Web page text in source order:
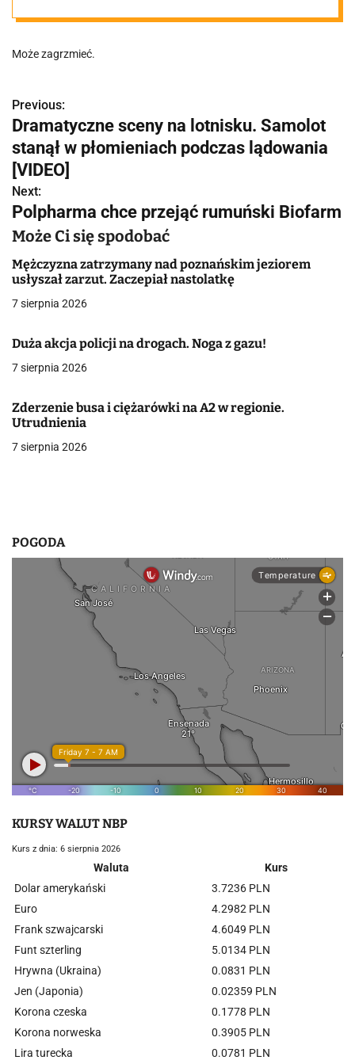
Również dla
Poznania!
Może zagrzmieć.
N
a
w
i
g
a
c
a
p
i
Previous:
Dramatyczne sceny na lotnisku. Samolot
stanął w płomieniach podczas lądowania
[VIDEO]
Next:
Polpharma chce przejąć rumuński Biofarm
Może Ci się spodobać
Mężczyzna zatrzymany nad poznańskim jeziorem
usłyszał zarzut. Zaczepiał nastolatkę
7 sierpnia 2026
Duża akcja policji na drogach. Noga z gazu!
7 sierpnia 2026
Zderzenie busa i ciężarówki na A2 w regionie.
Utrudnienia
7 sierpnia 2026
POGODA
KURSY WALUT NBP
Kurs z dnia: 6 sierpnia 2026
Waluta
Kurs
Dolar amerykański
3.7236 PLN
Euro
4.2982 PLN
Frank szwajcarski
4.6049 PLN
Funt szterling
5.0134 PLN
Hrywna (Ukraina)
0.0831 PLN
Jen (Japonia)
0.02359 PLN
Korona czeska
0.1778 PLN
Korona norweska
0.3905 PLN
Lira turecka
0.0781 PLN